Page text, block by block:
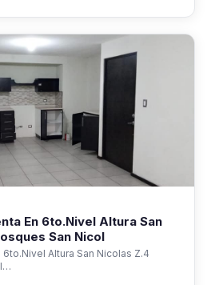
En 6to.Nivel Altura San
San Nicol
Altura San Nicolas Z.4